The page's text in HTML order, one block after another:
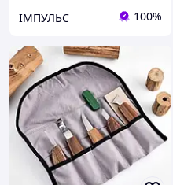
ІМПУЛЬС 100%